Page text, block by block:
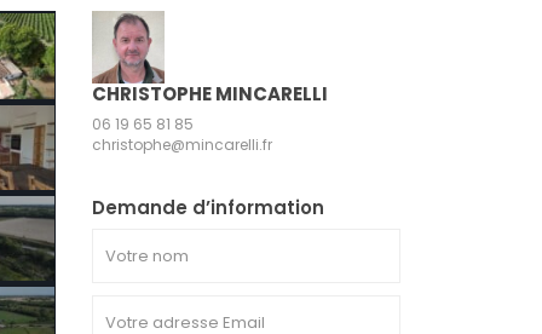
CHRISTOPHE MINCARELLI
06 19 65 81 85
christophe@mincarelli.fr
Demande d’information